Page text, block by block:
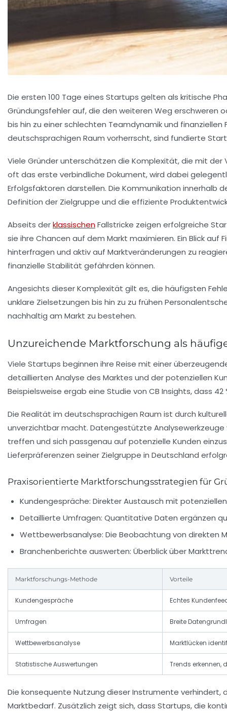
Die ersten 100 Tage eines Startups gelten als kritische
Gründungsfehler auf, die den weiteren Weg erschweren
bis hin zu einer schlechten Teamdynamik und
deutschsprachigen Raum vorherrscht, sind fundierte
Viele Gründer unterschätzen die Komplexität, die mit
oft das erste verbindliche Dokument, wird dabei
Erfolgsfaktoren darstellen. Die Kommunikation innerhalb
Definition der Zielgruppe und die effiziente
Abseits derklassischenFallstricke zeigen erfolgreiche
sie ihre Chancen auf dem Markt maximieren. Ein Blick
hinterfragen und aktiv auf Marktveränderungen zu
finanzielle Stabilität gefährden können.
Angesichts dieser Komplexität gilt es, die häufigsten
unklare Zielsetzungen bis hin zu zu frühen
nachhaltig am Markt zu bestehen.
Unzureichende Marktforschung als
Viele Startups beginnen ihre Reise mit einer
detaillierten Analyse des Marktes und der potenziellen
Beispielsweise ergab eine Studie von CB Insights, dass
Die Realität im deutschsprachigen Raum ist durch
unverzichtbar macht. Datengestützte
treffen und sich passgenau auf potenzielle Kunden
Lieferpräferenzen seiner Zielgruppe in Deutschland
Praxisorientierte Marktforschungsstrategien für
Kundengespräche: Direkter Austausch mit
Detaillierte Umfragen: Quantitative Daten ergänzen
Wettbewerbsanalyse: Die Beobachtung von direkten
Branchenberichte auswerten: Überblick über
Marktforschungs-Methode Vorteile
Kundengespräche Echtes
Umfragen Breite
Wettbewerbsanalyse Marktlücken
Statistische Auswertungen Trends erkennen,
Die konsequente Nutzung dieser Instrumente verhindert,
Marktbedarf. Zusätzlich zeigt sich, dass Startups, die